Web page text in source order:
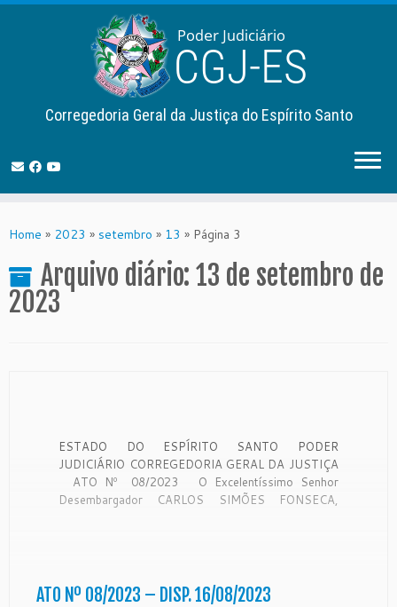
to
Corregedoria Geral da Justiça do Espírito Santo
Home » 2023 » setembro » 13 » Página 3
Arquivo diário: 13 de setembro de
2023
ESTADO DO ESPÍRITO SANTO PODER
JUDICIÁRIO CORREGEDORIA GERAL DA JUSTIÇA
ATO Nº 08/2023 O Excelentíssimo Senhor
Desembargador CARLOS SIMÕES FONSECA,
Geral da Justiça […]
ATO Nº 08/2023 – DISP. 16/08/2023